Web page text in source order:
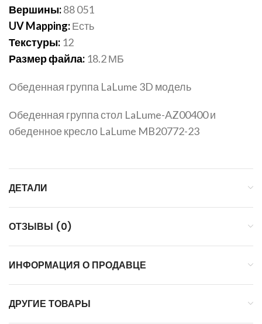
Вершины:88 051
UV Mapping:Есть
Текстуры: 12
Размер файла: 18.2 МБ
Обеденная группа LaLume 3D модель
Обеденная группа стол LaLume-AZ00400 и
обеденное кресло LaLume MB20772-23
ДЕТАЛИ
ОТЗЫВЫ (0)
ИНФОРМАЦИЯ О ПРОДАВЦЕ
ДРУГИЕ ТОВАРЫ